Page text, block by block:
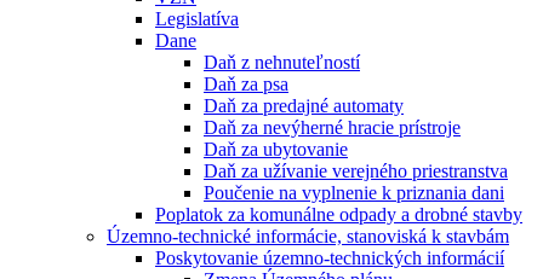
Legislatíva
Dane
Daň z nehnuteľností
Daň za psa
Daň za predajné automaty
Daň za nevýherné hracie prístroje
Daň za ubytovanie
Daň za užívanie verejného priestranstva
Poučenie na vyplnenie k priznania dani
Poplatok za komunálne odpady a drobné stavby
Územno-technické informácie, stanoviská k stavbám
Poskytovanie územno-technických informácií